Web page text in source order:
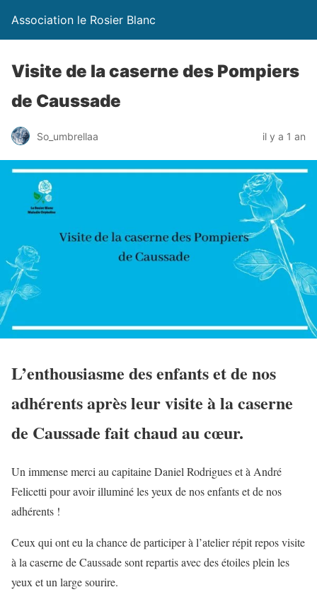
Association le Rosier Blanc
Visite de la caserne des Pompiers
de Caussade
So_umbrellaa il y a 1 an
L’enthousiasme des enfants et de nos
adhérents après leur visite à la caserne
de Caussade fait chaud au cœur.
Un immense merci au capitaine Daniel Rodrigues et à André
Felicetti pour avoir illuminé les yeux de nos enfants et de nos
adhérents !
Ceux qui ont eu la chance de participer à l’atelier répit repos visite
à la caserne de Caussade sont repartis avec des étoiles plein les
yeux et un large sourire.